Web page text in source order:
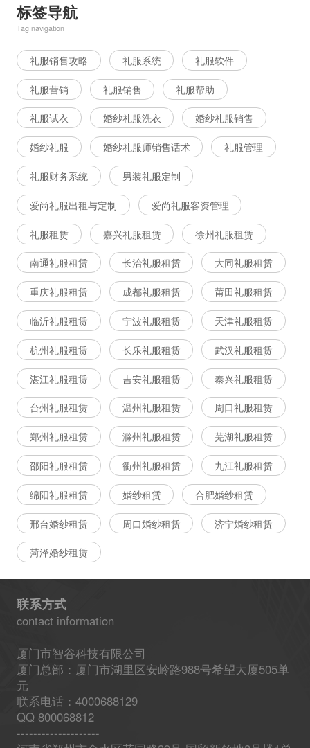
标签导航
Tag navigation
礼服销售攻略 礼服系统 礼服软件
礼服营销 礼服销售 礼服帮助
礼服试衣 婚纱礼服洗衣 婚纱礼服销售
婚纱礼服 婚纱礼服师销售话术 礼服管理
礼服财务系统 男装礼服定制
爱尚礼服出租与定制 爱尚礼服客资管理
礼服租赁 嘉兴礼服租赁 徐州礼服租赁
南通礼服租赁 长治礼服租赁 大同礼服租赁
重庆礼服租赁 成都礼服租赁 莆田礼服租赁
临沂礼服租赁 宁波礼服租赁 天津礼服租赁
杭州礼服租赁 长乐礼服租赁 武汉礼服租赁
湛江礼服租赁 吉安礼服租赁 泰兴礼服租赁
台州礼服租赁 温州礼服租赁 周口礼服租赁
郑州礼服租赁 滁州礼服租赁 芜湖礼服租赁
邵阳礼服租赁 衢州礼服租赁 九江礼服租赁
绵阳礼服租赁 婚纱租赁 合肥婚纱租赁
邢台婚纱租赁 周口婚纱租赁 济宁婚纱租赁
菏泽婚纱租赁
联系方式
contact information
厦门市智谷科技有限公司
厦门总部：厦门市湖里区安岭路988号希望大厦505单
元
联系电话：4000688129
QQ 800068812
--------------------